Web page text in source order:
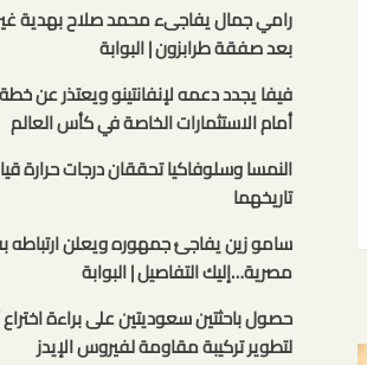
رامي جمال يفاجىء محمد صلاح بهدية
بعد صفقة طرابزون | البوابة
فيفا يجدد دعمه لإنفانتينو ويعتذر عن
أمام الاستثمارات الخاصة في كأس العالم
النمسا وسلوفاكيا تحققان درجات حرارة
تاريخهما
سامو زين يفاجئ جمهوره ويعلن ارتباطه
مصرية…إليك التفاصيل | البوابة
حصول باحثتين سعوديتين على براءة
لتطوير تركيبة مقاومة لفيروس الإيدز